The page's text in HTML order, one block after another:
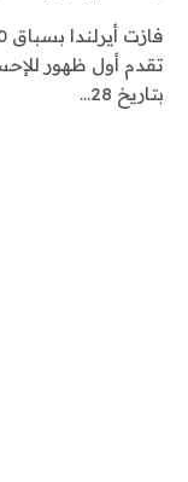
بتاريخ 28…